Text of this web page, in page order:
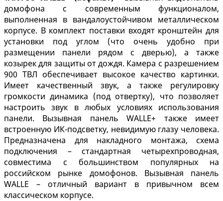
домофона с современным функционалом,
выполненная в вандалоустойчивом металлическом
корпусе. В комплект поставки входят кронштейн для
установки под углом (что очень удобно при
размещении панели рядом с дверью), а также
козырек для защиты от дождя. Камера с разрешением
900 ТВЛ обеспечивает высокое качество картинки.
Имеет качественный звук, а также регулировку
громкости динамика (под отвертку), что позволяет
настроить звук в любых условиях использования
панели. Вызывная панель WALLE+ также имеет
встроенную ИК-подсветку, невидимую глазу человека.
Предназначена для накладного монтажа, схема
подключения – стандартная четырехпроводная,
совместима с большинством популярных на
российском рынке домофонов. Вызывная панель
WALLE – отличный вариант в привычном всем
классическом корпусе.